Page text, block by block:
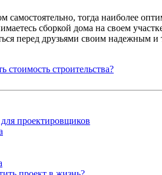
тогда наиболее
сборкой дома на своем
перед друзьями своим надежным
стоимость строительства?
проектировщиков